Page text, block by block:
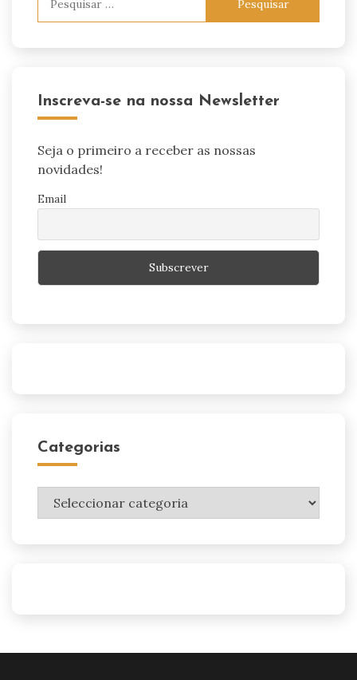
Inscreva-se na nossa Newsletter
Seja o primeiro a receber as nossas
novidades!
Email
Categorias
Categorias